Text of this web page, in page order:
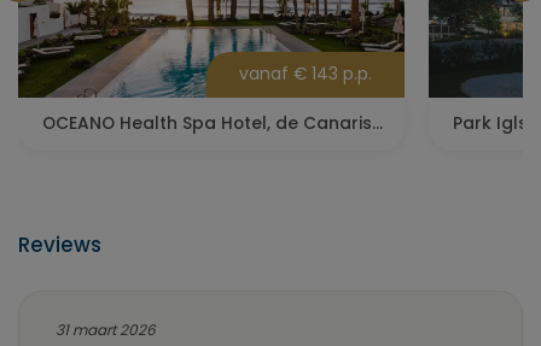
vanaf € 143 p.p.
OCEANO Health Spa Hotel, de Canarische Eilanden Park Igls,
Reviews
31 maart 2026